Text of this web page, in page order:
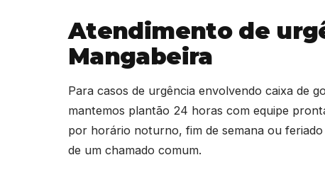
Atendimento de
Mangabeira
Para casos de urgência envolvendo caixa de
mantemos plantão 24 horas com equipe
por horário noturno, fim de semana ou
de um chamado comum.